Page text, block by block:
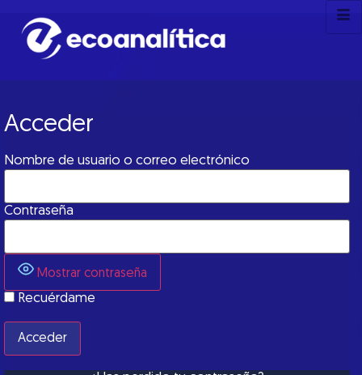
Acceder
Nombre de usuario o correo electrónico
Contraseña
Mostrar contraseña
Recuérdame